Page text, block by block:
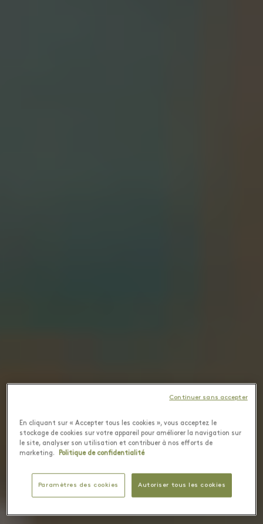
En cliquant sur « Accepter tous les cookies », vous acceptez le
stockage de cookies sur votre appareil pour améliorer la navigation sur
le site, analyser son utilisation et contribuer à nos efforts de
marketing.
Politique de confidentialité
Paramètres des cookies Autoriser tous les cookies
Continuer sans accepter